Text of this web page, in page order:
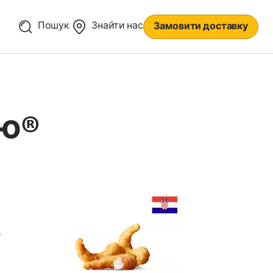
Пошук Знайти нас Замовити доставку